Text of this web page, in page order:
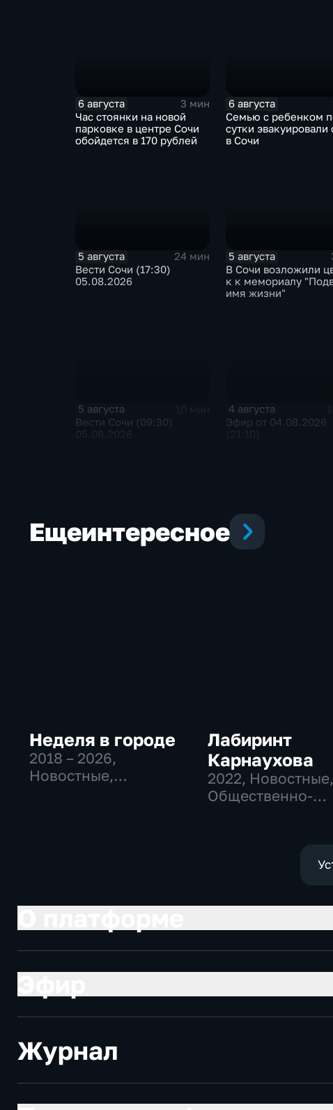
6 августа
3 мин
Час стоянки на новой
парковке в центре Сочи
обойдется в 170 рублей
6 августа
Семью с ребенком
сутки эвакуировали
в Сочи
5 августа
24 мин
Вести Сочи (17:30)
05.08.2026
5 августа
В Сочи возложили
к к мемориалу
имя жизни"
5 августа
Вести Сочи (09:30)
4 августа
Эфир от 04.08.2026
Ещеинтересное
Неделя в городе
2018 – 2026,
Новостные,
Лабиринт
Карнаухова
2022, Новостные,
Общественно-
Журнал